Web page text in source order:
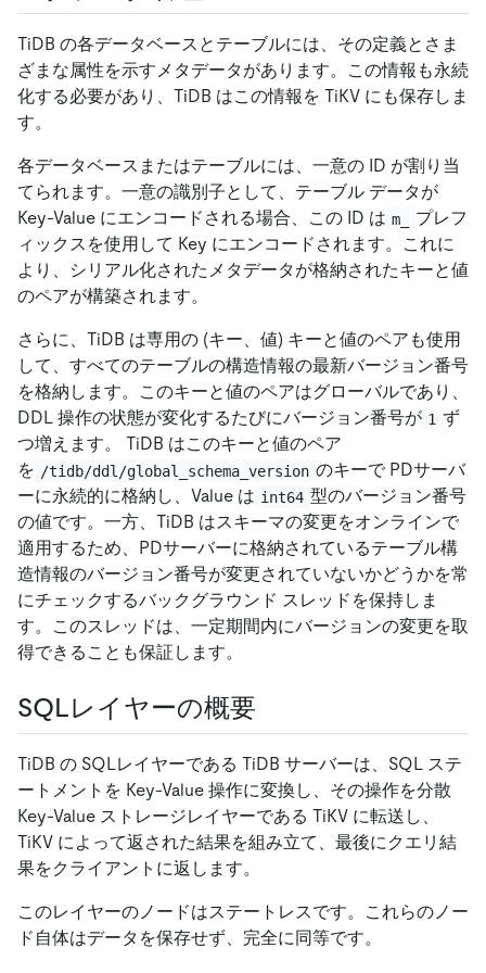
TiDB の各データベースとテーブルには、その定義とさま
ざまな属性を示すメタデータがあります。この情報も永続
化する必要があり、TiDB はこの情報を TiKV にも保存しま
す。
各データベースまたはテーブルには、一意の ID が割り当
てられます。一意の識別子として、テーブル データが
Key-Value にエンコードされる場合、この ID は m_
プレフ
ィックスを使用して Key にエンコードされます。これに
より、シリアル化されたメタデータが格納されたキーと値
のペアが構築されます。
さらに、TiDB は専用の (キー、値) キーと値のペアも使用
して、すべてのテーブルの構造情報の最新バージョン番号
を格納します。このキーと値のペアはグローバルであり、
DDL 操作の状態が変化するたびにバージョン番号が 1 ず
つ増えます。 TiDB はこのキーと値のペア
を /tidb/ddl/global_schema_version のキーで PDサーバ
ーに永続的に格納し、Value は int64 型のバージョン番号
の値です。一方、TiDB はスキーマの変更をオンラインで
適用するため、PDサーバーに格納されているテーブル構
造情報のバージョン番号が変更されていないかどうかを常
にチェックするバックグラウンド スレッドを保持しま
す。このスレッドは、一定期間内にバージョンの変更を取
得できることも保証します。
SQLレイヤーの概要
TiDB の SQLレイヤーである TiDB サーバーは、SQL ステ
ートメントを Key-Value 操作に変換し、その操作を分散
Key-Value ストレージレイヤーである TiKV に転送し、
TiKV によって返された結果を組み立て、最後にクエリ結
果をクライアントに返します。
このレイヤーのノードはステートレスです。これらのノー
ド自体はデータを保存せず、完全に同等です。